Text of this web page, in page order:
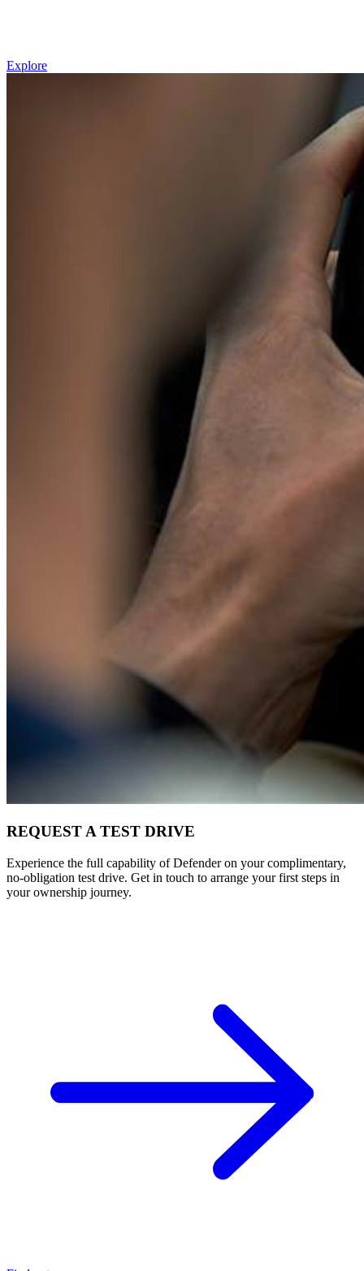
Explore
REQUEST A TEST DRIVE
Experience the full capability of Defender on your complimentary,
no-obligation test drive. Get in touch to arrange your first steps in
your ownership journey.